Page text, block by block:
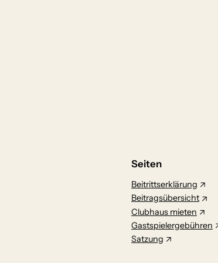
Seiten
Beitrittserklärung
Beitragsübersicht
Clubhaus mieten
Gastspielergebühren
Satzung